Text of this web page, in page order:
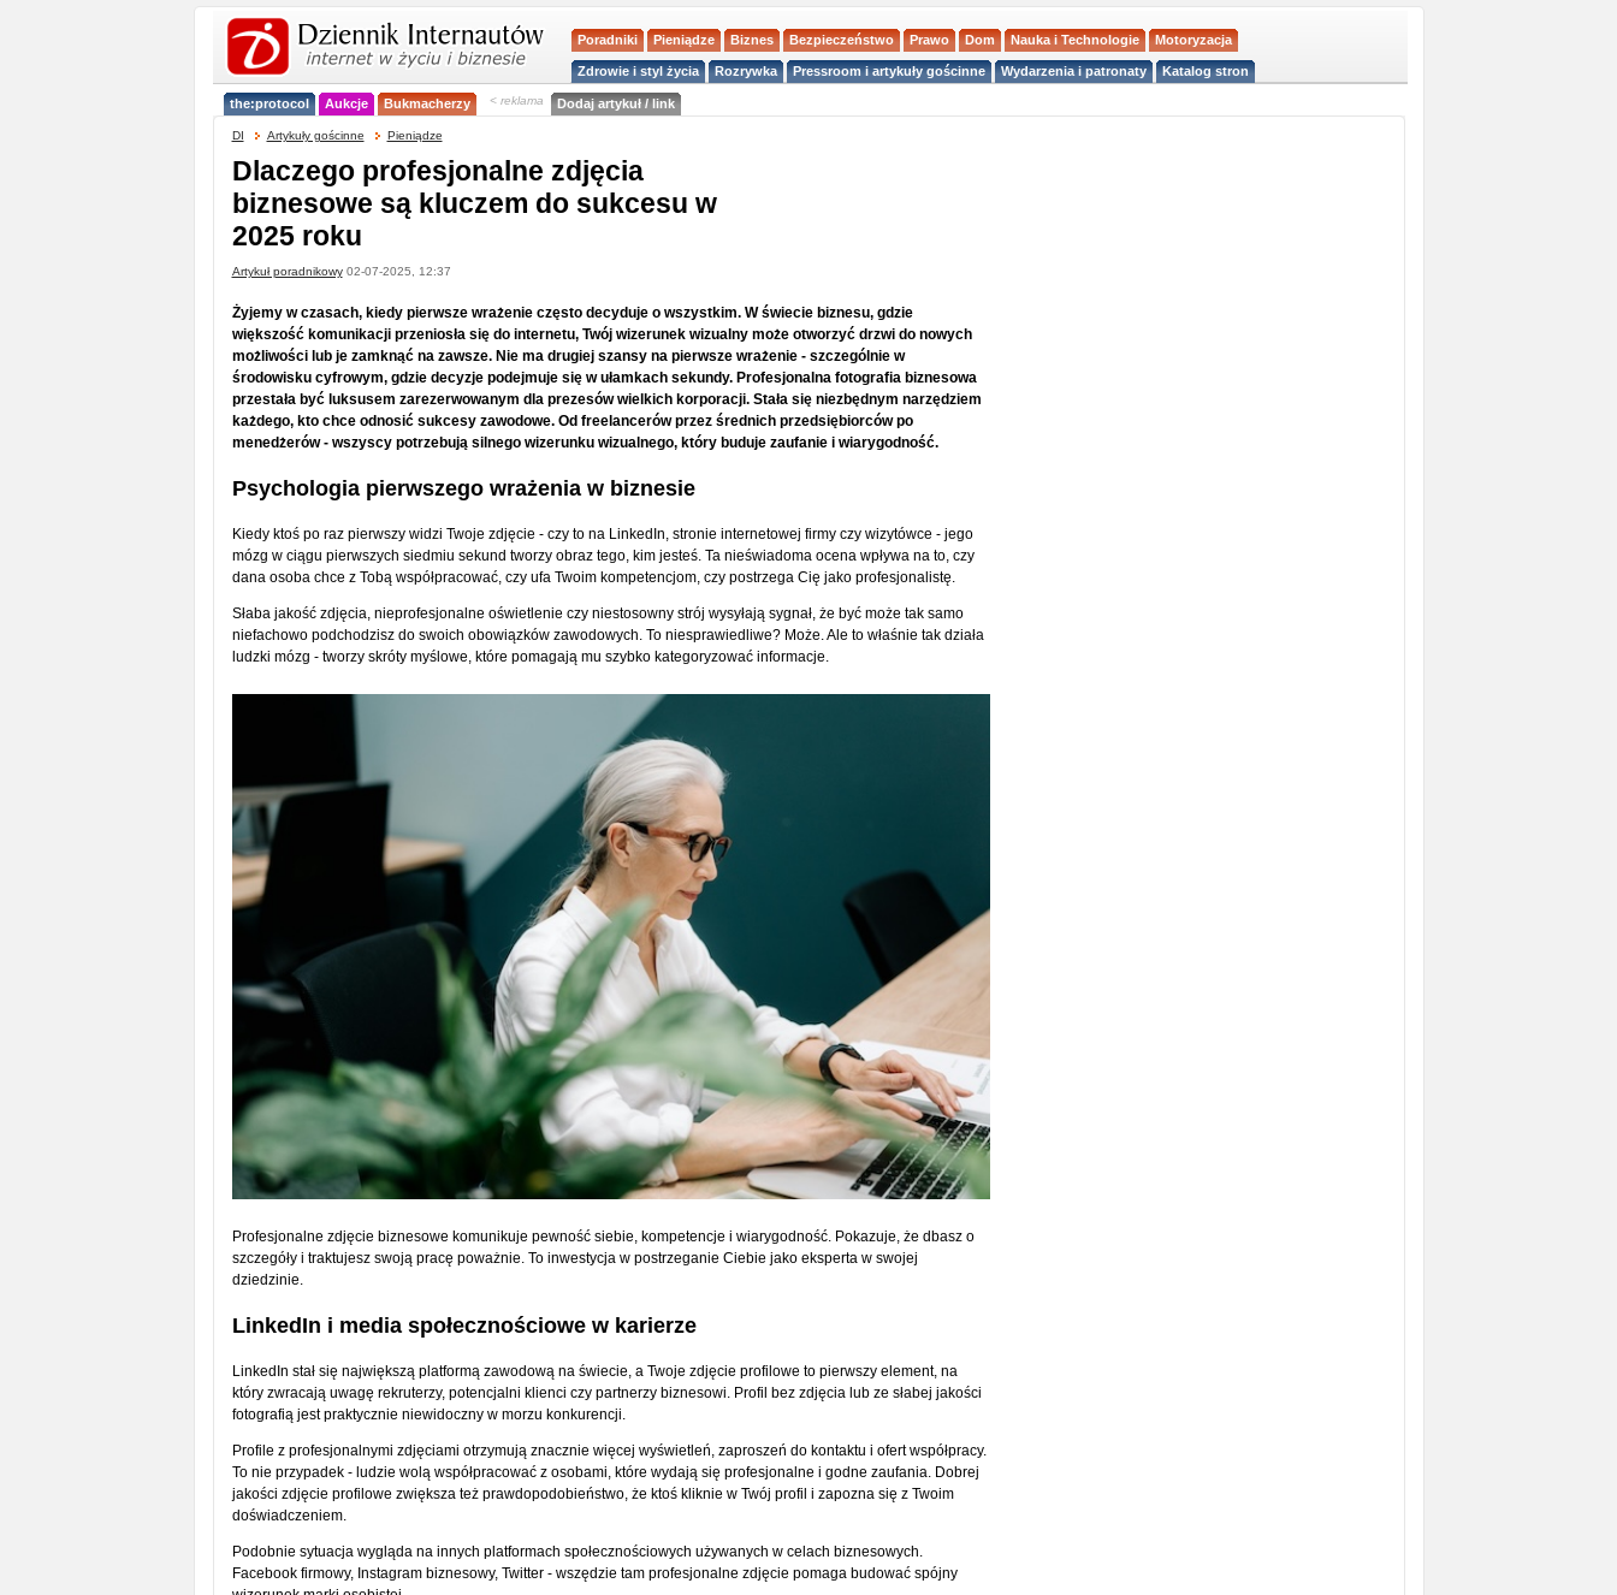
Poradniki Pieniądze Biznes Bezpieczeństwo Prawo Dom Nauka i Technologie Motoryzacja
Zdrowie i styl życia Rozrywka Pressroom i artykuły gościnne Wydarzenia i patronaty Katalog stron
the:protocol Aukcje Bukmacherzy < reklama Dodaj artykuł / link
DI Artykuły gościnne Pieniądze
Dlaczego profesjonalne zdjęcia
biznesowe są kluczem do sukcesu w
2025 roku
Artykuł poradnikowy02-07-2025, 12:37
Żyjemy w czasach, kiedy pierwsze wrażenie często decyduje o wszystkim. W świecie biznesu, gdzie
większość komunikacji przeniosła się do internetu, Twój wizerunek wizualny może otworzyć drzwi do nowych
możliwości lub je zamknąć na zawsze. Nie ma drugiej szansy na pierwsze wrażenie - szczególnie w
środowisku cyfrowym, gdzie decyzje podejmuje się w ułamkach sekundy. Profesjonalna fotografia biznesowa
przestała być luksusem zarezerwowanym dla prezesów wielkich korporacji. Stała się niezbędnym narzędziem
każdego, kto chce odnosić sukcesy zawodowe. Od freelancerów przez średnich przedsiębiorców po
menedżerów - wszyscy potrzebują silnego wizerunku wizualnego, który buduje zaufanie i wiarygodność.
Psychologia pierwszego wrażenia w biznesie
Kiedy ktoś po raz pierwszy widzi Twoje zdjęcie - czy to na LinkedIn, stronie internetowej firmy czy wizytówce - jego
mózg w ciągu pierwszych siedmiu sekund tworzy obraz tego, kim jesteś. Ta nieświadoma ocena wpływa na to, czy
dana osoba chce z Tobą współpracować, czy ufa Twoim kompetencjom, czy postrzega Cię jako profesjonalistę.
Słaba jakość zdjęcia, nieprofesjonalne oświetlenie czy niestosowny strój wysyłają sygnał, że być może tak samo
niefachowo podchodzisz do swoich obowiązków zawodowych. To niesprawiedliwe? Może. Ale to właśnie tak działa
ludzki mózg - tworzy skróty myślowe, które pomagają mu szybko kategoryzować informacje.
Profesjonalne zdjęcie biznesowe komunikuje pewność siebie, kompetencje i wiarygodność. Pokazuje, że dbasz o
szczegóły i traktujesz swoją pracę poważnie. To inwestycja w postrzeganie Ciebie jako eksperta w swojej
dziedzinie.
LinkedIn i media społecznościowe w karierze
LinkedIn stał się największą platformą zawodową na świecie, a Twoje zdjęcie profilowe to pierwszy element, na
który zwracają uwagę rekruterzy, potencjalni klienci czy partnerzy biznesowi. Profil bez zdjęcia lub ze słabej jakości
fotografią jest praktycznie niewidoczny w morzu konkurencji.
Profile z profesjonalnymi zdjęciami otrzymują znacznie więcej wyświetleń, zaproszeń do kontaktu i ofert współpracy.
To nie przypadek - ludzie wolą współpracować z osobami, które wydają się profesjonalne i godne zaufania. Dobrej
jakości zdjęcie profilowe zwiększa też prawdopodobieństwo, że ktoś kliknie w Twój profil i zapozna się z Twoim
doświadczeniem.
Podobnie sytuacja wygląda na innych platformach społecznościowych używanych w celach biznesowych.
Facebook firmowy, Instagram biznesowy, Twitter - wszędzie tam profesjonalne zdjęcie pomaga budować spójny